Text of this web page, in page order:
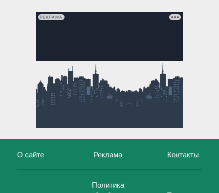
РЕКЛАМА
О сайте Реклама Контакты
Политика